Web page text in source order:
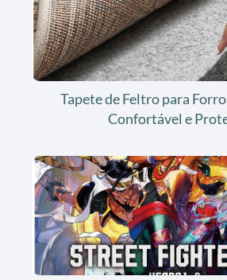
Tapete de Feltro para
Confortável e